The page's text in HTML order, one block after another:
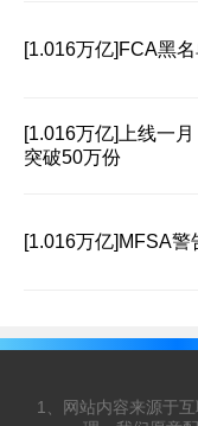
[1.016万亿] FCA黑
[1.016万亿] 上线一
突破50万份
[1.016万亿] MFSA警
1、网站内容来源于